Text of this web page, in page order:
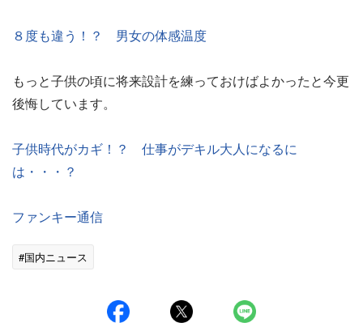
８度も違う！？ 男女の体感温度
もっと子供の頃に将来設計を練っておけばよかったと今更
後悔しています。
子供時代がカギ！？ 仕事がデキル大人になるに
は・・・？
ファンキー通信
#国内ニュース